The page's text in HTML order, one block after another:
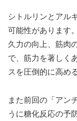
シトルリンとアル
可能性があります
久力の向上、筋肉
で、筋力を著しく
スを圧倒的に高め
また前回の「アン
うに糖化反応の予